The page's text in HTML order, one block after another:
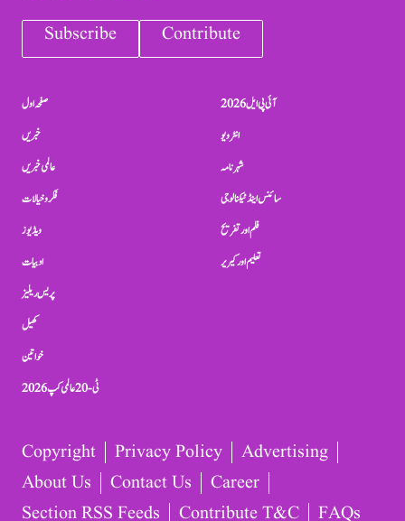
Subscribe Contribute
صفحہ اول
خبریں
عالمی خبریں
فکر و خیالات
ویڈیوز
ادبیات
پریس ریلیز
کھیل
خواتین
ٹی-20 عالمی کپ 2026
آئی پی ایل 2026
انٹرویو
شہرنامہ
سائنس اینڈ ٹیکنالوجی
فلم اور تفریح
تعلیم اور کیریر
Copyright Privacy Policy
Advertising
About Us
Contact Us
Career
Section RSS Feeds
Contribute T&C FAQs